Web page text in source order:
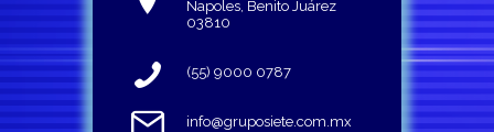
Napoles, Benito Juárez
03810
(55) 9000 0787
info@gruposiete.com.mx